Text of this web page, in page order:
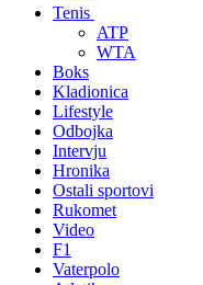
Tenis
ATP
WTA
Boks
Kladionica
Lifestyle
Odbojka
Intervju
Hronika
Ostali sportovi
Rukomet
Video
F1
Vaterpolo